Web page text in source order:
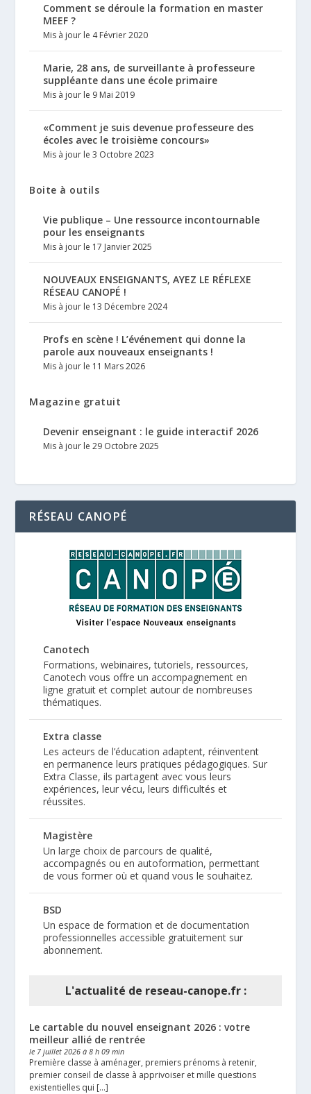
Comment se déroule la formation en master
MEEF ?
Mis à jour le 4 Février 2020
Marie, 28 ans, de surveillante à professeure
suppléante dans une école primaire
Mis à jour le 9 Mai 2019
«Comment je suis devenue professeure des
écoles avec le troisième concours»
Mis à jour le 3 Octobre 2023
Boite à outils
Vie publique – Une ressource incontournable
pour les enseignants
Mis à jour le 17 Janvier 2025
NOUVEAUX ENSEIGNANTS, AYEZ LE RÉFLEXE
RÉSEAU CANOPÉ !
Mis à jour le 13 Décembre 2024
Profs en scène ! L’événement qui donne la
parole aux nouveaux enseignants !
Mis à jour le 11 Mars 2026
Magazine gratuit
Devenir enseignant : le guide interactif 2026
Mis à jour le 29 Octobre 2025
RÉSEAU CANOPÉ
Canotech
Formations, webinaires, tutoriels, ressources,
Canotech vous offre un accompagnement en
ligne gratuit et complet autour de nombreuses
thématiques.
Extra classe
Les acteurs de l’éducation adaptent, réinventent
en permanence leurs pratiques pédagogiques. Sur
Extra Classe, ils partagent avec vous leurs
expériences, leur vécu, leurs difficultés et
réussites.
Magistère
Un large choix de parcours de qualité,
accompagnés ou en autoformation, permettant
de vous former où et quand vous le souhaitez.
BSD
Un espace de formation et de documentation
professionnelles accessible gratuitement sur
abonnement.
L'actualité de reseau-canope.fr :
Le cartable du nouvel enseignant 2026 : votre
meilleur allié de rentrée
le 7 juillet 2026 à 8 h 09 min
Première classe à aménager, premiers prénoms à retenir,
premier conseil de classe à apprivoiser et mille questions
existentielles qui […]